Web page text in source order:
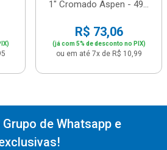
1" Cromado Aspen - 49...
R$ 73,06
(já com 5% de desconto no PIX)
ou em até 7x de R$ 10,99
de Whatsapp e